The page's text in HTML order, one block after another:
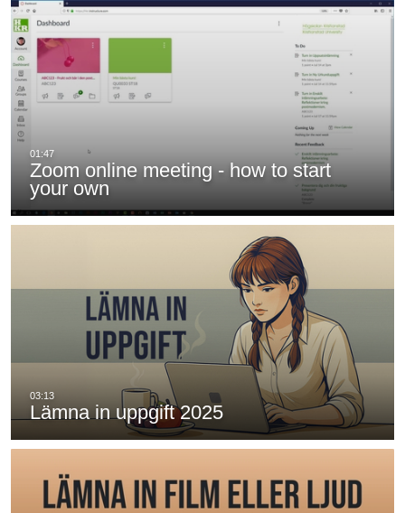
Zoom online meeting - how to start
your own
Lämna in uppgift 2025